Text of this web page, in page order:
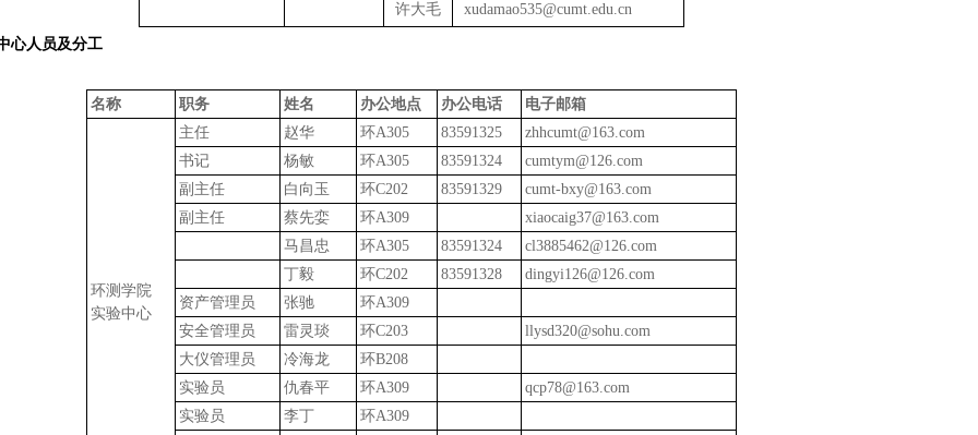
许大毛 xudamao535@cumt.edu.cn
心人员及分工
名称 职务 姓名 办公地点 办公电话 电子邮箱
环测学院
实验中心
主任 赵华 环A305 83591325
zhhcumt@163.com
书记
杨敏 环A305 83591324
cumtym@126.com
副主任
白向玉 环C202 83591329
cumt-bxy@163.com
副主任
蔡先娈 环A309
xiaocaig37@163.com
马昌忠
环A305 83591324
cl3885462@126.com
丁毅
环C202 83591328
dingyi126@126.com
资产管理员
张驰 环A309
安全管理员
雷灵琰 环C203
llysd320@sohu.com
大仪管理员
冷海龙 环B208
实验员
仇春平 环A309
qcp78@163.com
实验员
李丁 环A309